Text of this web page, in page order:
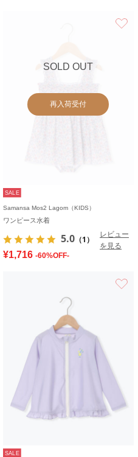
SOLD OUT
再入荷受付
SALE
Samansa Mos2 Lagom（KIDS）
ワンピース水着
5.0 （1）
レビュー
を見る
¥1,716 -60%OFF-
SALE